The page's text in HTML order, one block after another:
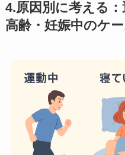
4.原因別に考える
高齢・妊娠中のケ